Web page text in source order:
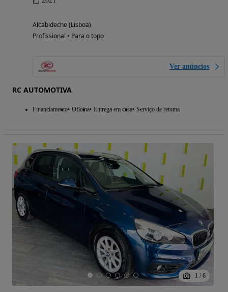
Alcabideche (Lisboa)
Profissional • Para o topo
Ver anúncios
RC AUTOMOTIVA
Financiamento Oficina Entrega em casa Serviço de retoma
1 / 6